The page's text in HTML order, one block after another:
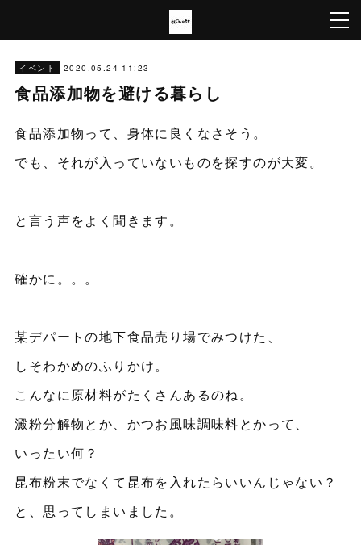
イベント 2020.05.24 11:23
食品添加物を避ける暮らし
食品添加物って、身体に良くなさそう。
でも、それが入っていないものを探すのが大変。
と言う声をよく聞きます。
確かに。。。
某デパートの地下食品売り場でみつけた、
しそわかめのふりかけ。
こんなに原材料がたくさんあるのね。
澱粉分解物とか、かつお風味調味料とかって、
いったい何？
昆布粉末でなくて昆布を入れたらいいんじゃない？
と、思ってしまいました。